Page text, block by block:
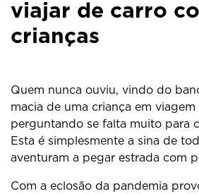
viajar de carro
crianças
Quem nunca ouviu, vindo do
macia de uma criança em
perguntando se falta muito para
Esta é simplesmente a sina de
aventuram a pegar estrada com
Com a eclosão da pandemia